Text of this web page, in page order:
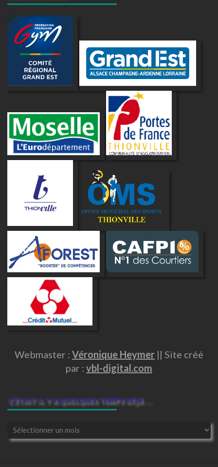
Webmaster : Véronique Heymer || Site créé
par : vbl-digital.com
C’ÉTAIT IL Y A QUELQUES TEMPS DÉJÀ …